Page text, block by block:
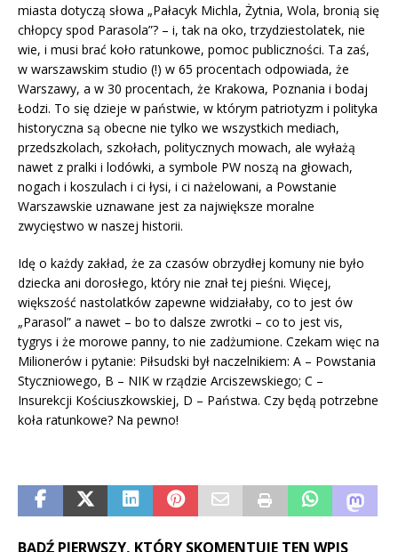
miasta dotyczą słowa „Pałacyk Michla, Żytnia, Wola, bronią się
chłopcy spod Parasola”? – i, tak na oko, trzydziestolatek, nie
wie, i musi brać koło ratunkowe, pomoc publiczności. Ta zaś,
w warszawskim studio (!) w 65 procentach odpowiada, że
Warszawy, a w 30 procentach, że Krakowa, Poznania i bodaj
Łodzi. To się dzieje w państwie, w którym patriotyzm i polityka
historyczna są obecne nie tylko we wszystkich mediach,
przedszkolach, szkołach, politycznych mowach, ale wyłażą
nawet z pralki i lodówki, a symbole PW noszą na głowach,
nogach i koszulach i ci łysi, i ci nażelowani, a Powstanie
Warszawskie uznawane jest za największe moralne
zwycięstwo w naszej historii.
Idę o każdy zakład, że za czasów obrzydłej komuny nie było
dziecka ani dorosłego, który nie znał tej pieśni. Więcej,
większość nastolatków zapewne widziałaby, co to jest ów
„Parasol” a nawet – bo to dalsze zwrotki – co to jest vis,
tygrys i że morowe panny, to nie zadżumione. Czekam więc na
Milionerów i pytanie: Piłsudski był naczelnikiem: A – Powstania
Styczniowego, B – NIK w rządzie Arciszewskiego; C –
Insurekcji Kościuszkowskiej, D – Państwa. Czy będą potrzebne
koła ratunkowe? Na pewno!
BĄDŹ PIERWSZY, KTÓRY SKOMENTUJE TEN WPIS